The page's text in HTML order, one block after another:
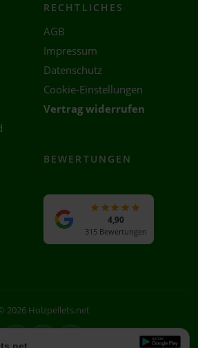
RECHTLICHES
AGB
Impressum
Datenschutz
Cookie-Einstellungen
Vertrag widerrufen
BEWERTUNGEN
4,90
315 Bewertungen
2026 Holzpellets.net
Facebook